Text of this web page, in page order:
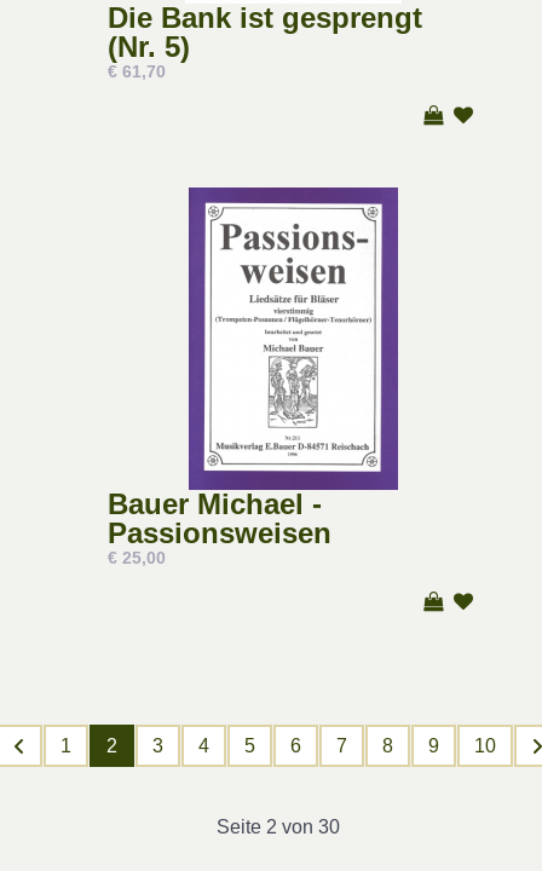
Die Bank ist gesprengt
(Nr. 5)
€ 61,70
Bauer Michael -
Passionsweisen
€ 25,00
1 2 3 4 5 6 7 8 9 10
Seite 2 von 30